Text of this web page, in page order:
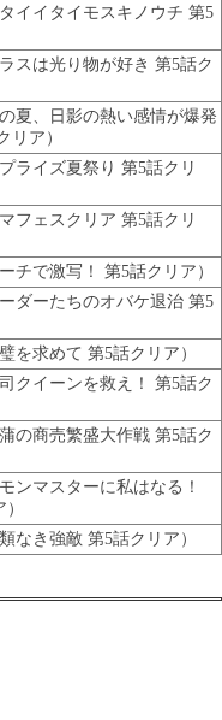
イイタイモスキノウチ 第5
スは光り物が好き 第5話ク
夏、日影の熱い感情が爆発
リア）
ライズ夏祭り 第5話クリ
フェスクリア 第5話クリ
チで激写！ 第5話クリア）
ダーたちのオバケ退治 第5
を求めて 第5話クリア）
クイーンを救え！ 第5話ク
の商売繁盛大作戦 第5話ク
ンマスターに私はなる！
なき強敵 第5話クリア）